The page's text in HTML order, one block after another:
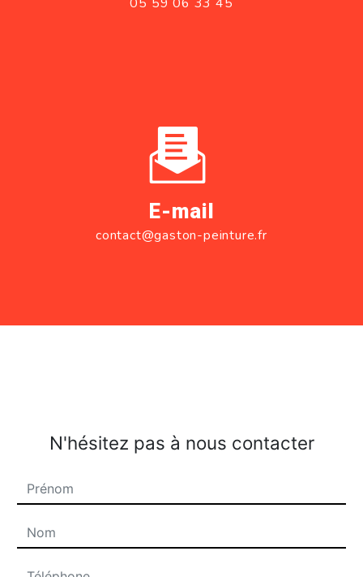
E-mail
contact@gaston-peinture.fr
N'hésitez pas à nous contacter